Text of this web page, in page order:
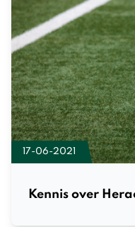
17-06-2021
Kennis over